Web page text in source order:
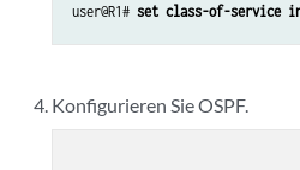
user@R1# set class-of-service
Konfigurieren Sie OSPF.